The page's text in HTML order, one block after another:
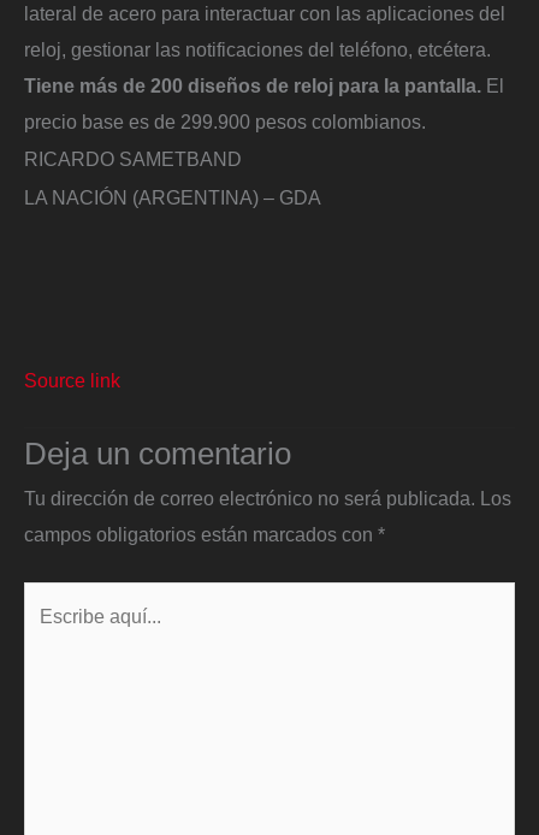
lateral de acero para interactuar con las aplicaciones del
reloj, gestionar las notificaciones del teléfono, etcétera.
Tiene más de 200 diseños de reloj para la pantalla. El
precio base es de 299.900 pesos colombianos.
RICARDO SAMETBAND
LA NACIÓN (ARGENTINA) – GDA
Source link
Deja un comentario
Tu dirección de correo electrónico no será publicada. Los
campos obligatorios están marcados con *